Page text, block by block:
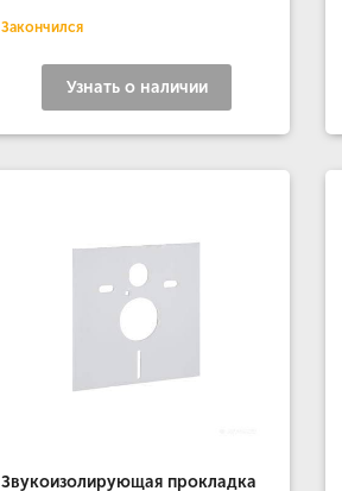
Закончился
Узнать о наличии
Звукоизолирующая прокладка